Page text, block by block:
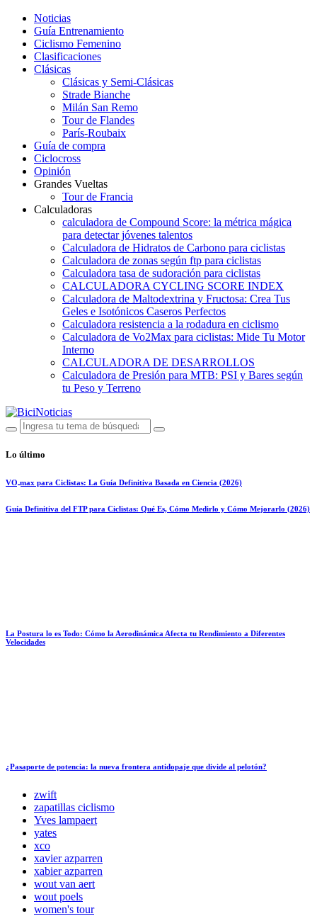
Noticias
Guía Entrenamiento
Ciclismo Femenino
Clasificaciones
Clásicas
Clásicas y Semi-Clásicas
Strade Bianche
Milán San Remo
Tour de Flandes
París-Roubaix
Guía de compra
Ciclocross
Opinión
Grandes Vueltas
Tour de Francia
Calculadoras
calculadora de Compound Score: la métrica mágica
para detectar jóvenes talentos
Calculadora de Hidratos de Carbono para ciclistas
Calculadora de zonas según ftp para ciclistas
Calculadora tasa de sudoración para ciclistas
CALCULADORA CYCLING SCORE INDEX
Calculadora de Maltodextrina y Fructosa: Crea Tus
Geles e Isotónicos Caseros Perfectos
Calculadora resistencia a la rodadura en ciclismo
Calculadora de Vo2Max para ciclistas: Mide Tu Motor
Interno
CALCULADORA DE DESARROLLOS
Calculadora de Presión para MTB: PSI y Bares según
tu Peso y Terreno
Lo último
VO₂max para Ciclistas: La Guía Definitiva Basada en Ciencia (2026)
Guía Definitiva del FTP para Ciclistas: Qué Es, Cómo Medirlo y Cómo Mejorarlo (2026)
La Postura lo es Todo: Cómo la Aerodinámica Afecta tu Rendimiento a Diferentes
Velocidades
¿Pasaporte de potencia: la nueva frontera antidopaje que divide al pelotón?
zwift
zapatillas ciclismo
Yves lampaert
yates
xco
xavier azparren
xabier azparren
wout van aert
wout poels
women's tour